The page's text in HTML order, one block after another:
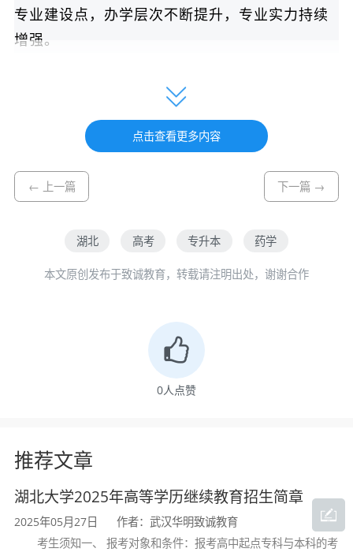
专业建设点，办学层次不断提升，专业实力持续
增强。
前，国家“健康中国2030”战略推动医药产业全面
升级，执业药师制度持续强化专业人员刚性需
求，医药行业就业率长期保持在95%以上，生化
药品、创新药研发、高端医疗器械等领域人才缺
口持续扩大。
本专业旨在培养能够系统掌握药学学科基本理
论和实践技能的高素质应用型药学专门人才，在
制、临床用药指导和药事管理等药学全流程各个
环节，帮助学生适应医药行业高质量发展对药学
专业人才的迫切需求。
项目 内容
培养层次 专升本
点击查看更多内容
← 上一篇 下一篇 →
湖北 高考 专升本 药学
本文原创发布于致诚教育，转载请注明出处，谢谢合作
0人点赞
推荐文章
湖北大学2025年高等学历继续教育招生简章
2025年05月27日
作者：武汉华明致诚教育
考生须知一、 报考对象和条件：报考高中起点专科与本科的考